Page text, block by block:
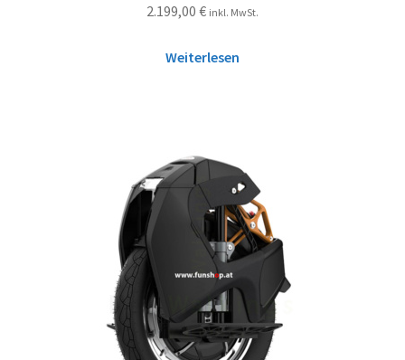
2.199,00 € inkl. MwSt.
Weiterlesen